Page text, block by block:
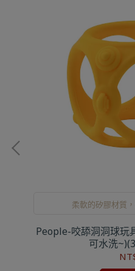
柔軟的矽膠材質
People-咬舔洞洞球玩
可水洗